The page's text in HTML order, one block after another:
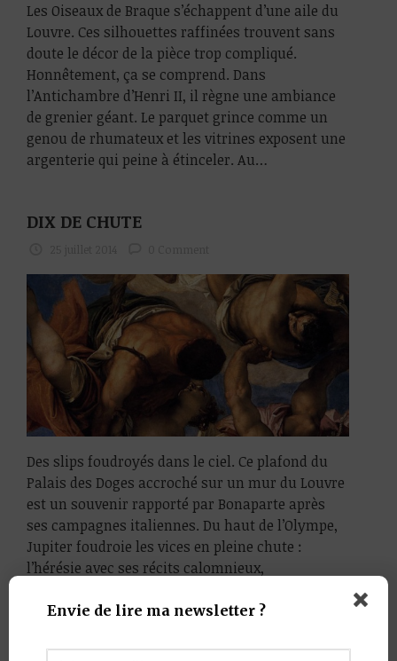
Les Oiseaux de Braque s’échappent d’une aile du
Louvre. Ces silhouettes raffinées trouvent sans
doute le décor de la pièce trop compliqué.
Honnêtement, ça se comprend. Dans
l’Antichambre d’Henri II, il règne une ambiance
de grenier géant. Le parquet grince comme un
genou de rhumateux et les vitrines exposent une
argenterie qui peine à étinceler. Au…
DIX DE CHUTE
Des slips foudroyés dans le ciel. Ce plafond du
Palais des Doges accroché sur un mur du Louvre
est un souvenir rapporté par Bonaparte après
ses campagnes italiennes. Du haut de l’Olympe,
Jupiter foudroie les vices en pleine chute :
l’hérésie avec ses récits calomnieux,
la corruption retenant ses pièces d’or et
Envie de lire ma newsletter ?